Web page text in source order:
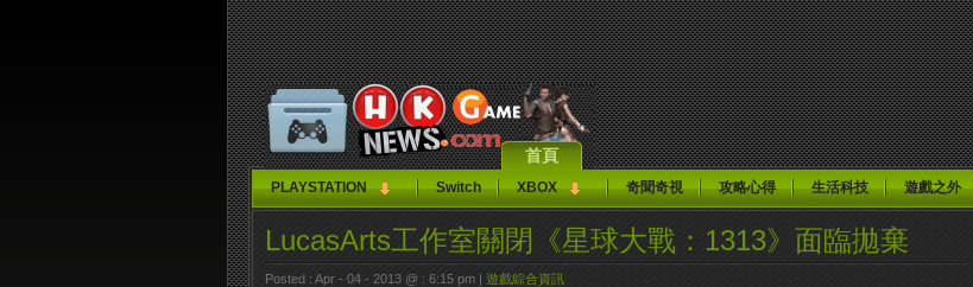
首頁
PLAYSTATION Switch XBOX 奇聞奇視 攻略心得 生活科技 遊戲之外
LucasArts工作室關閉《星球大戰：1313》面臨拋棄
Posted : Apr - 04 - 2013 @ : 6:15 pm | 遊戲綜合資訊